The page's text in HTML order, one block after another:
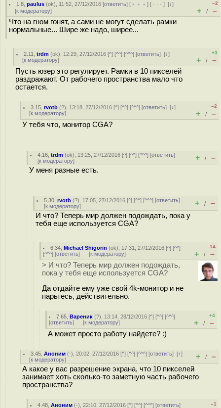
1.8 ,paulus (ok), 11:52, 27/12/2016 [ответить] [ ﹢﹢﹢] [ · · ·][↓]
[к модератору]
–2
+ / –
Что на гном гонят, а сами не могут сделать рамки
нормальные... Шире же надо, ширее...
2.11 ,trdm (ok), 12:29, 27/12/2016 [^] [^^] [^^^] [ответить][↓]
[к модератору]
+3
+ / –
Пусть юзер это регулирует. Рамки в 10 пикселей
раздражают. От рабочего пространства мало что
остается.
3.15 ,rvotb (?), 13:18, 27/12/2016 [^] [^^] [^^^] [ответить][↓]
[к модератору]
–2
+ / –
У тебя что, монитор CGA?
4.16 ,trdm (ok), 13:25, 27/12/2016 [^] [^^] [^^^] [ответить]
[к модератору] + / –
У меня разные есть.
5.30 ,rvotb (?), 17:05, 27/12/2016 [^] [^^] [^^^] [ответить]
[к модератору] + / –
И что? Теперь мир должен подождать, пока у
тебя еще используется CGA?
6.34 ,Michael Shigorin (ok), 17:31, 27/12/2016 [^] [^^]
[^^^] [ответить] [к модератору]
–14
+ / –
> И что? Теперь мир должен подождать,
пока у тебя еще используется CGA?
Да отдайте ему уже свой 4k-монитор и не
парьтесь, действительно.
7.65 ,Вареник (?), 13:14, 28/12/2016 [^] [^^] [^^^]
[ответить] [к модератору]
+4
+ / –
А может просто работу найдете? :)
3.45 ,Аноним (-), 20:02, 27/12/2016 [^] [^^] [^^^] [ответить][↑]
[к модератору] + / –
А какое у вас разрешение экрана, что 10 пикселей
занимает хоть сколько-то заметную часть рабочего
пространства?
4.48 ,Аноним (-), 22:10, 27/12/2016 [^] [^^] [^^^] [ответить]
–1